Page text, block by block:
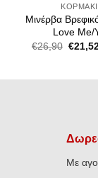
Μινέρβα
Love Me/
€26,90 €
Με